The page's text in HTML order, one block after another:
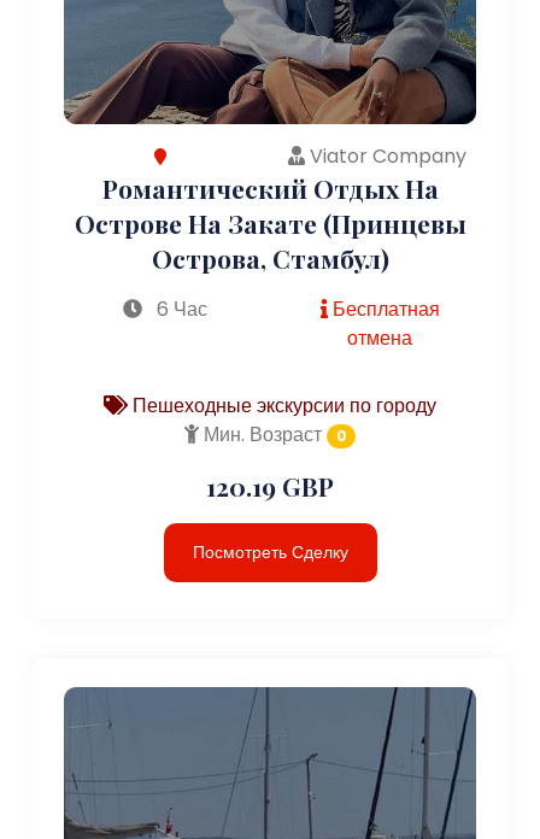
Viator Company
Романтический Отдых На
Острове На Закате (Принцевы
Острова, Стамбул)
6 Час
Бесплатная
отмена
Пешеходные экскурсии по городу
Мин. Возраст
0
120.19 GBP
Посмотреть Сделку